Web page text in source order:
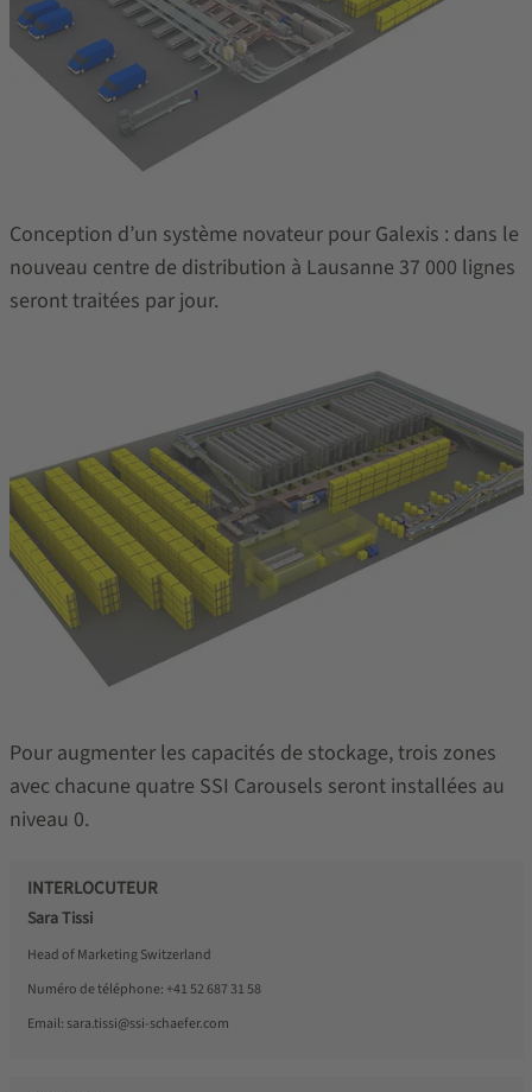
Conception d’un système novateur pour Galexis : dans le
nouveau centre de distribution à Lausanne 37 000 lignes
seront traitées par jour.
Pour augmenter les capacités de stockage, trois zones
avec chacune quatre SSI Carousels seront installées au
niveau 0.
INTERLOCUTEUR
Sara Tissi
Head of Marketing Switzerland
Numéro de téléphone: +41 52 687 31 58
Email: sara.tissi@ssi-schaefer.com